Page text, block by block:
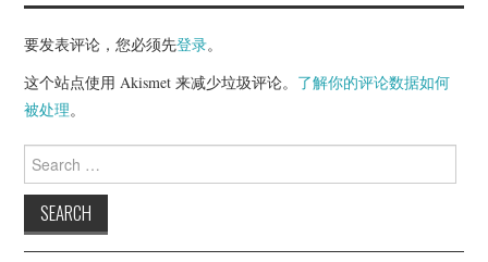
要发表评论，您必须先登录。
这个站点使用 Akismet 来减少垃圾评论。 了解你的评论数据如何
被处理。
Search
for: